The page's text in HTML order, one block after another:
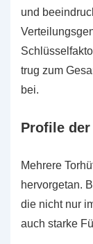
und
trug zum
bei.
Profile
Mehrere
hervorgetan.
die nicht nur
auch starke